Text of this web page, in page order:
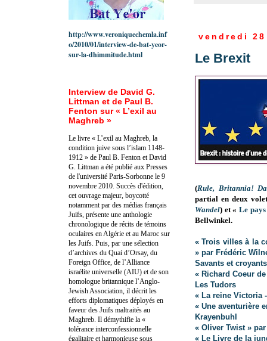
vendredi
Le Brexit
(Rule, Britannia!
partial en deux
Wandel) et «Le
Bellwinkel.
« Trois villes à la
» par Frédéric
Savants et
« Richard Coeur
Les Tudors
« La reine Victoria
« Une aventurière
Krayenbuhl
« Oliver Twist »
« Le Livre de la
http://www.veroniquechemla.inf
o/2010/01/interview-de-bat-yeor-
sur-la-dhimmitude.html
Interview de David G.
Littman et de Paul B.
Fenton sur « L’exil au
Maghreb »
Le livre « L’exil au Maghreb, la
condition juive sous l’islam 1148-
1912 » de Paul B. Fenton et David
G. Littman a été publié aux Presses
de l'université Paris-Sorbonne le 9
novembre 2010. Succès d'édition,
cet ouvrage majeur, boycotté
notamment par des médias français
Juifs, présente une anthologie
chronologique de récits de témoins
oculaires en Algérie et au Maroc sur
les Juifs. Puis, par une sélection
d’archives du Quai d’Orsay, du
Foreign Office, de l’Alliance
israélite universelle (AIU) et de son
homologue britannique l’Anglo-
Jewish Association, il décrit les
efforts diplomatiques déployés en
faveur des Juifs maltraités au
Maghreb. Il démythifie la «
tolérance interconfessionnelle
égalitaire et harmonieuse sous